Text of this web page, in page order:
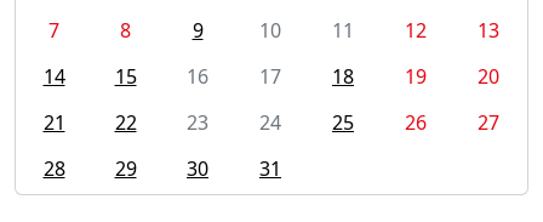
7
8 9 10 11 12
13
14
15 16 17 18 19
20
21
22 23 24 25 26
27
28
29 30 31